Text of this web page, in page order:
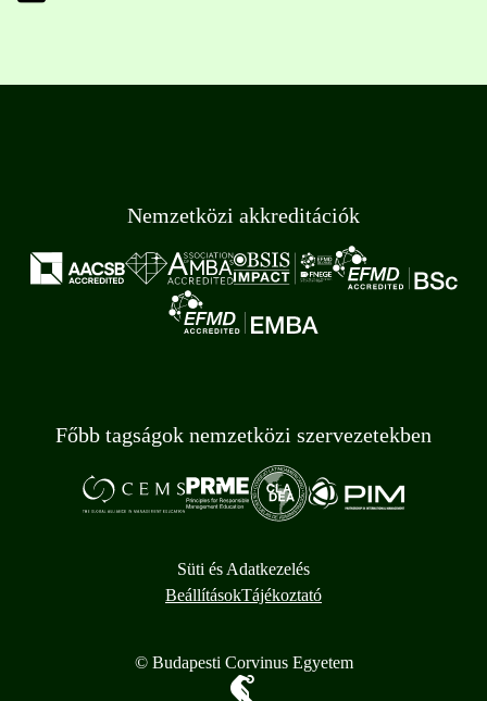
Nemzetközi akkreditációk
Főbb tagságok nemzetközi szervezetekben
Süti és Adatkezelés
BeállításokTájékoztató
© Budapesti Corvinus Egyetem